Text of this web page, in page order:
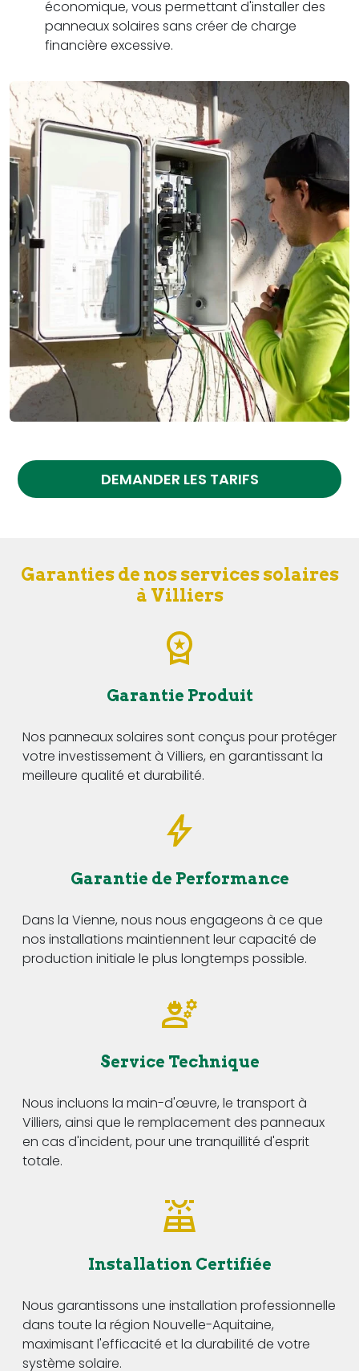
économique, vous permettant d'installer des
panneaux solaires sans créer de charge
financière excessive.
DEMANDER LES TARIFS
Garanties de nos services solaires
à Villiers
Garantie Produit
Nos panneaux solaires sont conçus pour protéger
votre investissement à Villiers, en garantissant la
meilleure qualité et durabilité.
Garantie de Performance
Dans la Vienne, nous nous engageons à ce que
nos installations maintiennent leur capacité de
production initiale le plus longtemps possible.
Service Technique
Nous incluons la main-d'œuvre, le transport à
Villiers, ainsi que le remplacement des panneaux
en cas d'incident, pour une tranquillité d'esprit
totale.
Installation Certifiée
Nous garantissons une installation professionnelle
dans toute la région Nouvelle-Aquitaine,
maximisant l'efficacité et la durabilité de votre
système solaire.